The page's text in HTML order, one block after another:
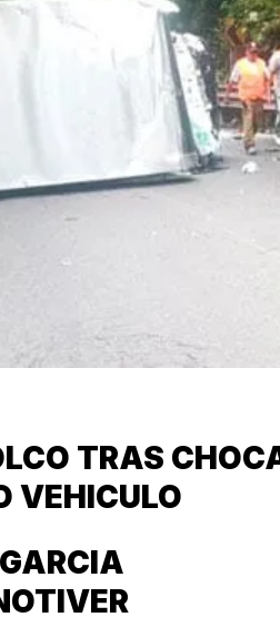
TRAS
VEHICULO